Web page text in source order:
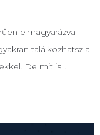
elmagyarázva
találkozhatsz a
De mit is...